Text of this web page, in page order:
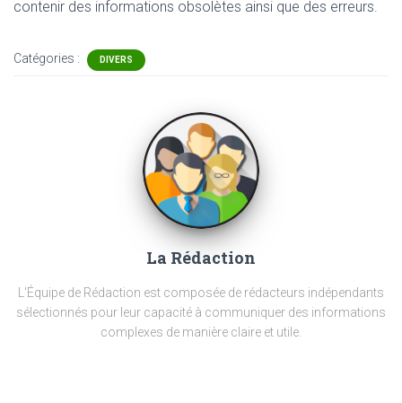
contenir des informations obsolètes ainsi que des erreurs.
Catégories : DIVERS
La Rédaction
L'Équipe de Rédaction est composée de rédacteurs indépendants
sélectionnés pour leur capacité à communiquer des informations
complexes de manière claire et utile.